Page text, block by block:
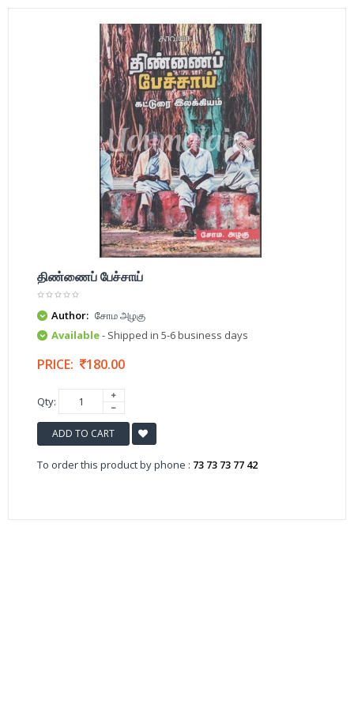
திண்ணைப் பேச்சாய்
Author: சோம அழகு
Available- Shipped in 5-6 business days
PRICE: 180.00
Qty:
ADD TO CART
To order this product by phone : 73 73 73 77 42